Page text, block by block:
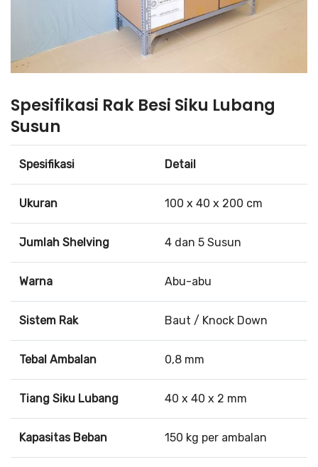
Spesifikasi Rak Besi Siku Lubang
Susun
Spesifikasi Detail
Ukuran 100 x 40 x 200 cm
Jumlah Shelving 4 dan 5 Susun
Warna Abu-abu
Sistem Rak Baut / Knock Down
Tebal Ambalan 0,8 mm
Tiang Siku Lubang 40 x 40 x 2 mm
Kapasitas Beban 150 kg per ambalan